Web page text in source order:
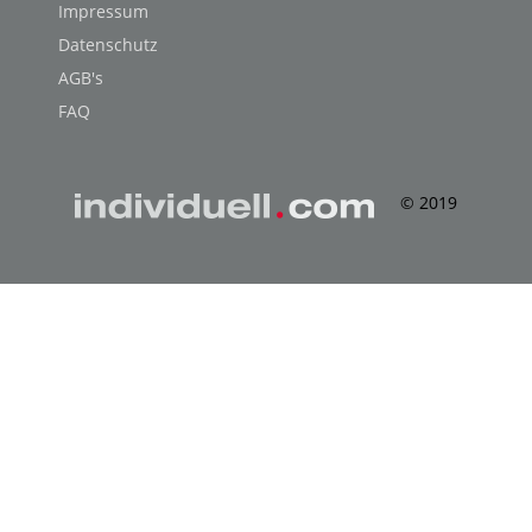
Impressum
Datenschutz
AGB's
FAQ
© 2019